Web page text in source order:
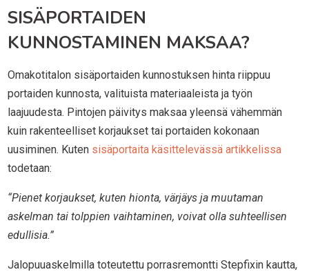
SISÄPORTAIDEN
KUNNOSTAMINEN MAKSAA?
Omakotitalon sisäportaiden kunnostuksen hinta riippuu
portaiden kunnosta, valituista materiaaleista ja työn
laajuudesta. Pintojen päivitys maksaa yleensä vähemmän
kuin rakenteelliset korjaukset tai portaiden kokonaan
uusiminen. Kuten sisäportaita käsittelevässä artikkelissa
todetaan:
“Pienet korjaukset, kuten hionta, värjäys ja muutaman
askelman tai tolppien vaihtaminen, voivat olla suhteellisen
edullisia.”
Jalopuuaskelmilla toteutettu porrasremontti Stepfixin kautta,